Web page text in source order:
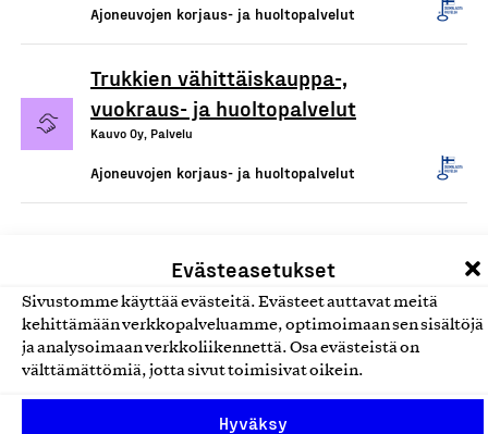
Evästeasetukset
Sivustomme käyttää evästeitä. Evästeet auttavat meitä
kehittämään verkkopalveluamme, optimoimaan sen sisältöjä
ja analysoimaan verkkoliikennettä. Osa evästeistä on
välttämättömiä, jotta sivut toimisivat oikein.
Hyväksy
Ajoneuvojen korjaus- ja huoltopalvelut
Trukkien vähittäiskauppa-,
vuokraus- ja huoltopalvelut
Kauvo Oy, Palvelu
Ajoneuvojen korjaus- ja huoltopalvelut